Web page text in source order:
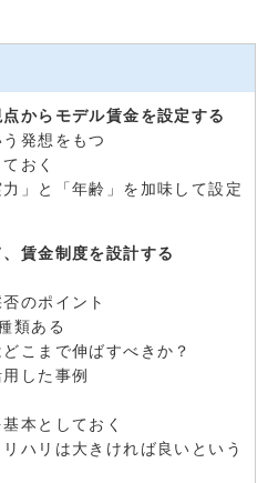
からモデル賃金を設定する
発想をもつ
おく
と「年齢」を加味して設定
賃金制度を設計する
のポイント
類ある
まで伸ばすべきか？
した事例
本としておく
リは大きければ良いという